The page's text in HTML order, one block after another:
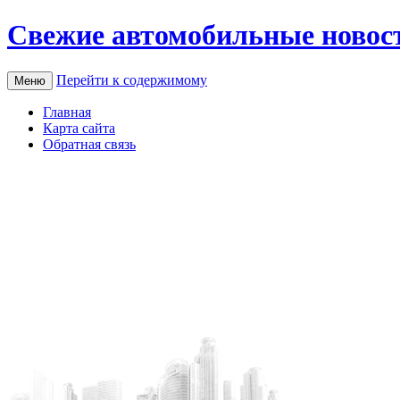
Свежие автомобильные
Меню Перейти к содержимому
Главная
Карта сайта
Обратная связь